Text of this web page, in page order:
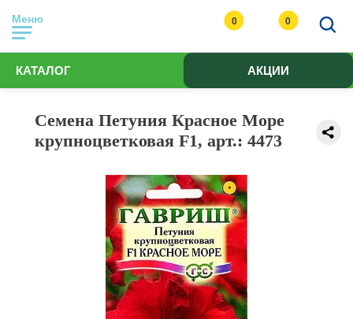
Меню 0 0
КАТАЛОГ АКЦИИ
Семена Петуния Красное Море
крупноцветковая F1, арт.: 4473